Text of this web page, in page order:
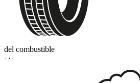
del combustible
D